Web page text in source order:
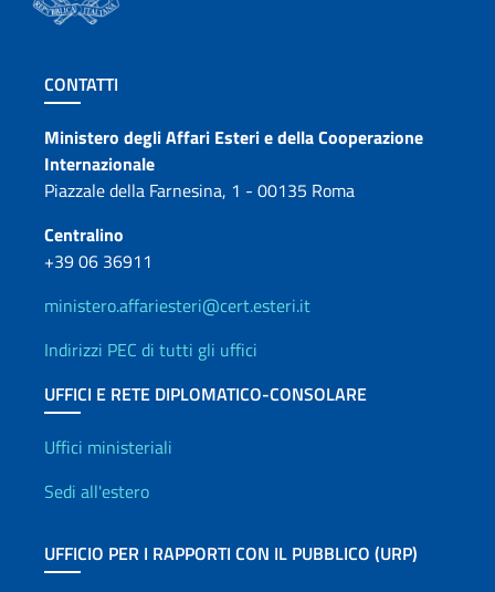
Sezione footer
CONTATTI
Contatti
Ministero degli Affari Esteri e della Cooperazione
Internazionale
Piazzale della Farnesina, 1 - 00135 Roma
Centralino
+39 06 36911
ministero.affariesteri@cert.esteri.it
Indirizzi PEC di tutti gli uffici
UFFICI E RETE DIPLOMATICO-CONSOLARE
Uffici e Rete diplomatica
Uffici ministeriali
Sedi all'estero
UFFICIO PER I RAPPORTI CON IL PUBBLICO (URP)